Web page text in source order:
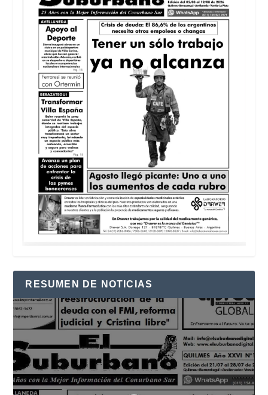
RESUMEN DE NOTICIAS
Reproductor
de
vídeo